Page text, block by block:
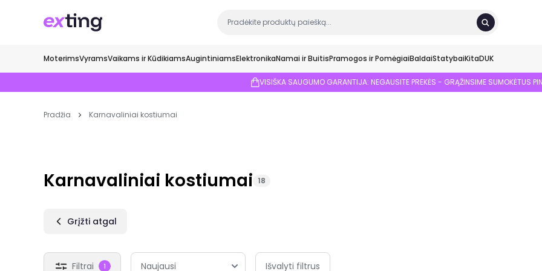
MoterimsVyramsVaikams ir KūdikiamsAugintiniamsElektronikaNamai ir BuitisPramogos ir PomėgiaiBaldaiStatybaiKitaDUK
VISIŠKA SAUGUMO GARANTIJA: NEGAUSITE PREKĖS - GRĄŽINSIME SUMOKĖTUS
Pradžia Karnavaliniai kostiumai
Karnavaliniai kostiumai 18
Grįžti atgal
Filtrai 1 Išvalyti filtrus